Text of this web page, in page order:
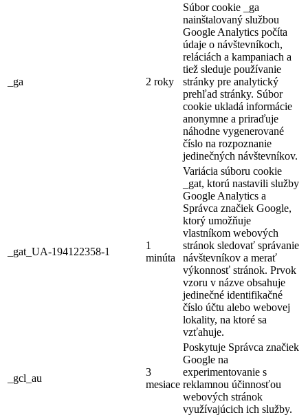
_ga 2 roky
Súbor cookie _ga
nainštalovaný službou
Google Analytics počíta
údaje o návštevníkoch,
reláciách a kampaniach a
tiež sleduje používanie
stránky pre analytický
prehľad stránky. Súbor
cookie ukladá informácie
anonymne a priraďuje
náhodne vygenerované
číslo na rozpoznanie
jedinečných návštevníkov.
_gat_UA-194122358-1
1
minúta
Variácia súboru cookie
_gat, ktorú nastavili služby
Google Analytics a
Správca značiek Google,
ktorý umožňuje
vlastníkom webových
stránok sledovať správanie
návštevníkov a merať
výkonnosť stránok. Prvok
vzoru v názve obsahuje
jedinečné identifikačné
číslo účtu alebo webovej
lokality, na ktoré sa
vzťahuje.
_gcl_au
3
mesiace
Poskytuje Správca značiek
Google na
experimentovanie s
reklamnou účinnosťou
webových stránok
využívajúcich ich služby.